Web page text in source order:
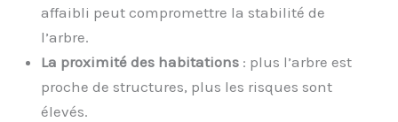
affaibli peut compromettre la stabilité de
l’arbre.
La proximité des habitations : plus l’arbre est
proche de structures, plus les risques sont
élevés.